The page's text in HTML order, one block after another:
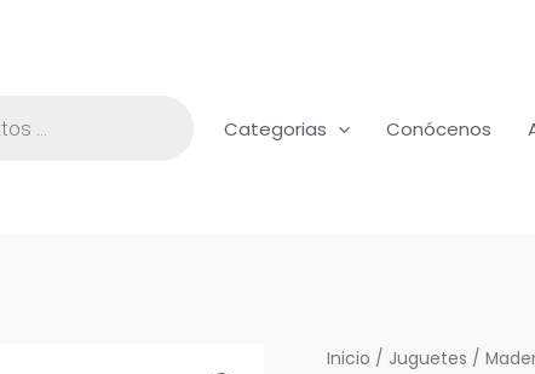
Categorias Conócenos
Inicio / Juguetes /